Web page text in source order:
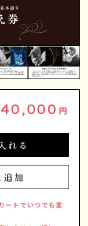
円
れる
追加
ートでいつでも変